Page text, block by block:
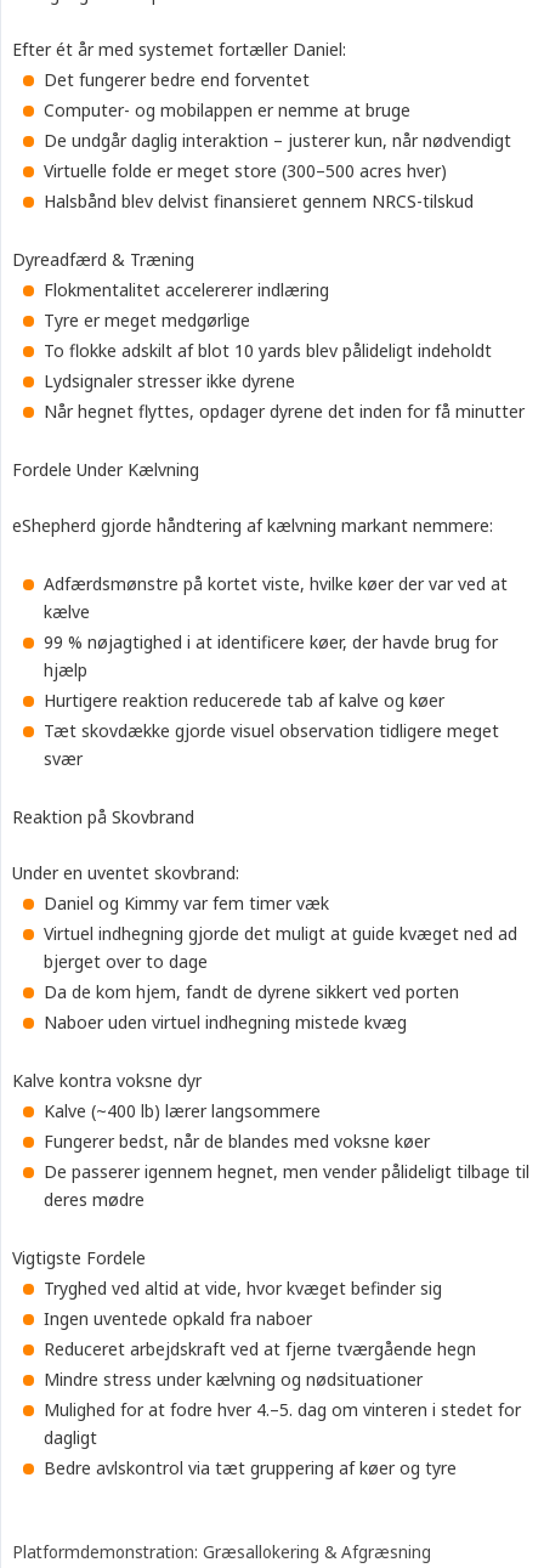
Efter ét år med systemet fortæller Daniel:
Det fungerer bedre end forventet
Computer- og mobilappen er nemme at bruge
De undgår daglig interaktion – justerer kun, når nødvendigt
Virtuelle folde er meget store (300–500 acres hver)
Halsbånd blev delvist finansieret gennem NRCS-tilskud
Dyreadfærd & Træning
Flokmentalitet accelererer indlæring
Tyre er meget medgørlige
To flokke adskilt af blot 10 yards blev pålideligt indeholdt
Lydsignaler stresser ikke dyrene
Når hegnet flyttes, opdager dyrene det inden for få minutter
Fordele Under Kælvning
eShepherd gjorde håndtering af kælvning markant nemmere:
Adfærdsmønstre på kortet viste, hvilke køer der var ved at
kælve
99 % nøjagtighed i at identificere køer, der havde brug for
hjælp
Hurtigere reaktion reducerede tab af kalve og køer
Tæt skovdække gjorde visuel observation tidligere meget
svær
Reaktion på Skovbrand
Under en uventet skovbrand:
Daniel og Kimmy var fem timer væk
Virtuel indhegning gjorde det muligt at guide kvæget ned ad
bjerget over to dage
Da de kom hjem, fandt de dyrene sikkert ved porten
Naboer uden virtuel indhegning mistede kvæg
Kalve kontra voksne dyr
Kalve (~400 lb) lærer langsommere
Fungerer bedst, når de blandes med voksne køer
De passerer igennem hegnet, men vender pålideligt tilbage til
deres mødre
Vigtigste Fordele
Tryghed ved altid at vide, hvor kvæget befinder sig
Ingen uventede opkald fra naboer
Reduceret arbejdskraft ved at fjerne tværgående hegn
Mindre stress under kælvning og nødsituationer
Mulighed for at fodre hver 4.–5. dag om vinteren i stedet for
dagligt
Bedre avlskontrol via tæt gruppering af køer og tyre
Platformdemonstration: Græsallokering & Afgræsning